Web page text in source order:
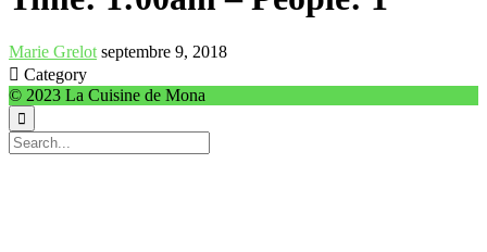
Marie Grelot septembre 9, 2018
 Category
© 2023 La Cuisine de Mona
